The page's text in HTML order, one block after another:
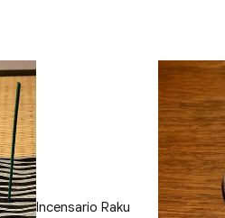
Incensario Raku